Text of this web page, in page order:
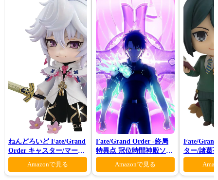
ねんどろいど Fate/Grand
Order キャスター/マーリ
ン 花の魔術師Ver.
Amazonで見る
Fate/Grand Order -終局
特異点 冠位時間神殿ソロ
モン-(完全生産限定版)
Amazonで見る
Fate/
ター/諸葛